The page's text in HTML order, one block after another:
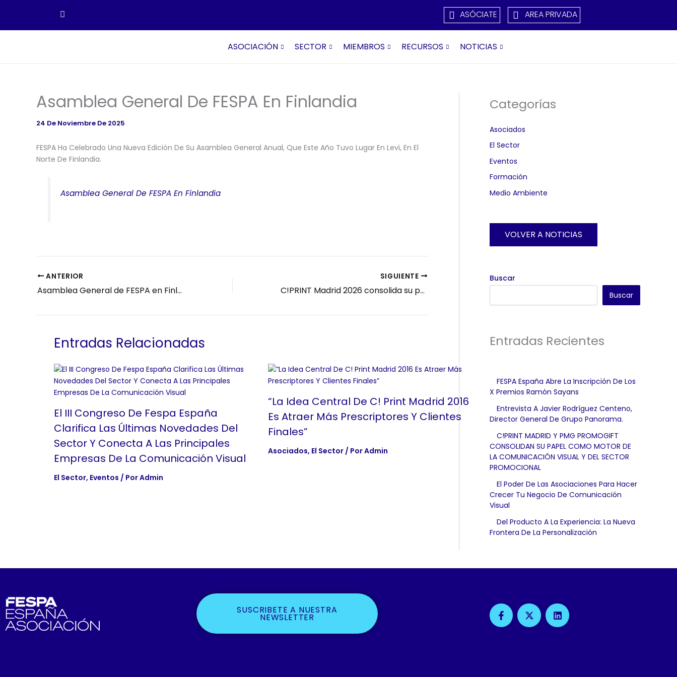
Contenido
ASÓCIATE AREA PRIVADA
ASOCIACIÓN SECTOR MIEMBROS RECURSOS NOTICIAS
Asamblea General De FESPA En Finlandia
24 De Noviembre De 2025
FESPA Ha Celebrado Una Nueva Edición De Su Asamblea General Anual, Que Este Año Tuvo Lugar En Levi, En El
Norte De Finlandia.
Asamblea General De FESPA En Finlandia
ANTERIOR
Asamblea General de FESPA en Finlandia
SIGUIENTE
C!PRINT Madrid 2026 consolida su papel como punto de encuentro estratégico para entender la evolución del sector
Entradas Relacionadas
El III Congreso De Fespa España
Clarifica Las Últimas Novedades Del
Sector Y Conecta A Las Principales
Empresas De La Comunicación Visual
El Sector, Eventos / PorAdmin
“La Idea Central De C! Print Madrid 2016
Es Atraer Más Prescriptores Y Clientes
Finales”
Asociados, El Sector / PorAdmin
Categorías
Asociados
El Sector
Eventos
Formación
Medio Ambiente
VOLVER A NOTICIAS
Buscar
Buscar
Entradas Recientes
FESPA España Abre La Inscripción De Los
X Premios Ramón Sayans
Entrevista A Javier Rodríguez Centeno,
Director General De Grupo Panorama.
C!PRINT MADRID Y PMG PROMOGIFT
CONSOLIDAN SU PAPEL COMO MOTOR DE
LA COMUNICACIÓN VISUAL Y DEL SECTOR
PROMOCIONAL
El Poder De Las Asociaciones Para Hacer
Crecer Tu Negocio De Comunicación
Visual
Del Producto A La Experiencia: La Nueva
Frontera De La Personalización
SUSCRIBETE A NUESTRA
NEWSLETTER
F
A
C
X
-
T
L
I
N